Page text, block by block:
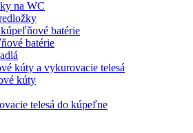
na WC
batérie
batérie
kúty a vykurovacie telesá
kúty
telesá do kúpeľne